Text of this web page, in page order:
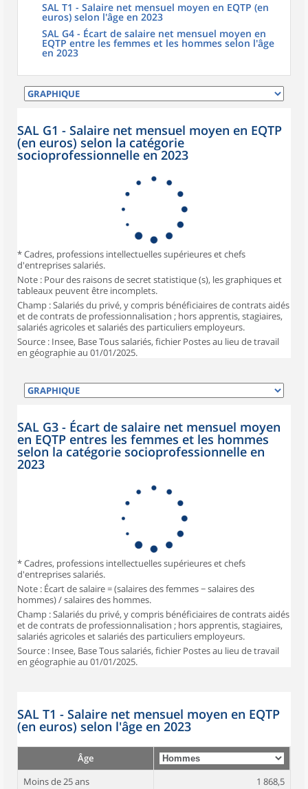
SAL T1 - Salaire net mensuel moyen en EQTP (en
euros) selon l'âge en 2023
SAL G4 - Écart de salaire net mensuel moyen en
EQTP entre les femmes et les hommes selon l'âge
en 2023
SAL G1 - Salaire net mensuel moyen en EQTP
(en euros) selon la catégorie
socioprofessionnelle en 2023
* Cadres, professions intellectuelles supérieures et chefs
d'entreprises salariés.
Note : Pour des raisons de secret statistique (s), les graphiques et
tableaux peuvent être incomplets.
Champ : Salariés du privé, y compris bénéficiaires de contrats aidés
et de contrats de professionnalisation ; hors apprentis, stagiaires,
salariés agricoles et salariés des particuliers employeurs.
Source : Insee, Base Tous salariés, fichier Postes au lieu de travail
en géographie au 01/01/2025.
SAL G3 - Écart de salaire net mensuel moyen
en EQTP entres les femmes et les hommes
selon la catégorie socioprofessionnelle en
2023
* Cadres, professions intellectuelles supérieures et chefs
d'entreprises salariés.
Note : Écart de salaire = (salaires des femmes − salaires des
hommes) / salaires des hommes.
Champ : Salariés du privé, y compris bénéficiaires de contrats aidés
et de contrats de professionnalisation ; hors apprentis, stagiaires,
salariés agricoles et salariés des particuliers employeurs.
Source : Insee, Base Tous salariés, fichier Postes au lieu de travail
en géographie au 01/01/2025.
SAL T1 - Salaire net mensuel moyen en EQTP
(en euros) selon l'âge en 2023
Âge
Moins de 25 ans
1 868,5